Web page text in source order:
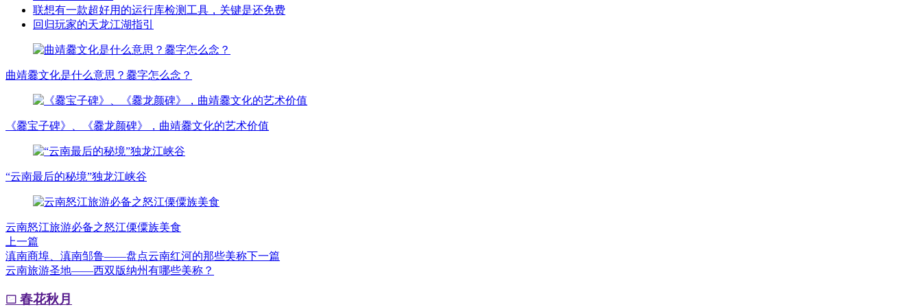
联想有一款超好用的运行库检测工具，关键是还免费
回归玩家的天龙江湖指引
曲靖爨文化是什么意思？爨字怎么念？
《爨宝子碑》、《爨龙颜碑》，曲靖爨文化的艺术价值
“云南最后的秘境”独龙江峡谷
云南怒江旅游必备之怒江傈僳族美食
上一篇
滇南商埠、滇南邹鲁——盘点云南红河的那些美称下一篇
云南旅游圣地——西双版纳州有哪些美称？
春花秋月